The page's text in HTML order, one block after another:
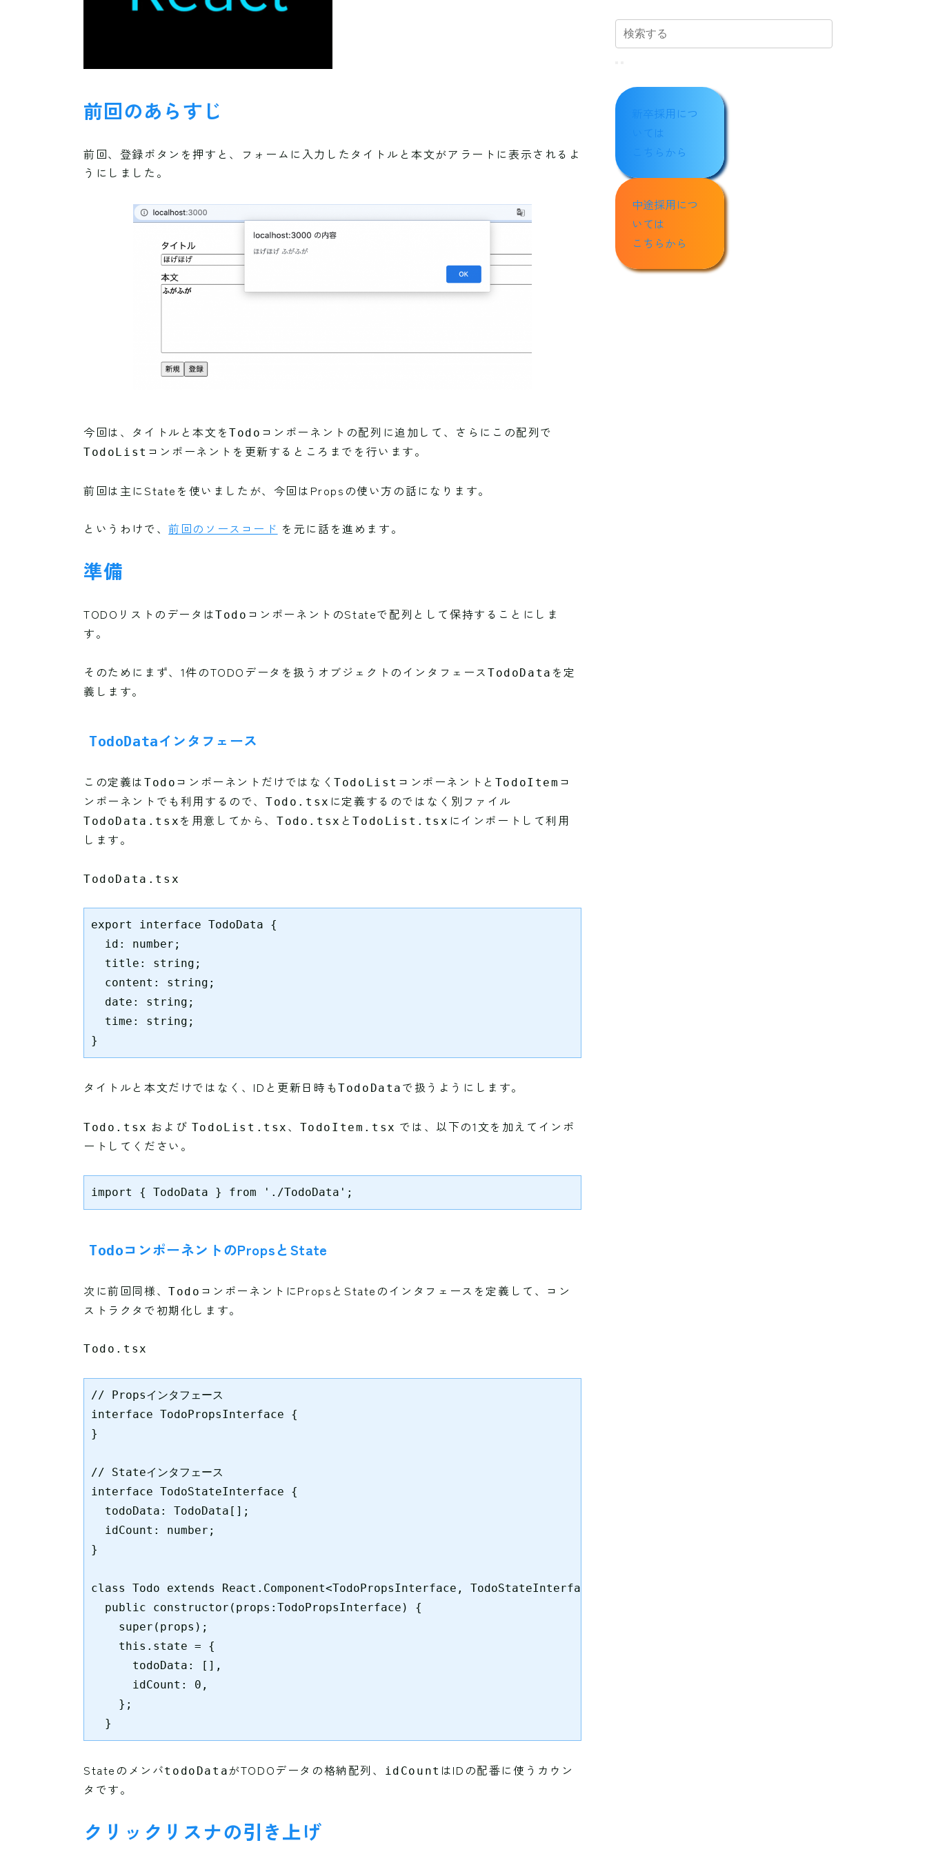
前回のあらすじ
前回、登録ボタンを押すと、フォームに入力したタイトルと本文がアラートに表示されるよ
うにしました。
今回は、タイトルと本文をTodo コンポーネントの配列に追加して、さらにこの配列で
TodoList コンポーネントを更新するところまでを行います。
前回は主にStateを使いましたが、今回はPropsの使い方の話になります。
というわけで、前回のソースコード を元に話を進めます。
準備
TODOリストのデータはTodo コンポーネントのStateで配列として保持することにしま
す。
そのためにまず、1件のTODOデータを扱うオブジェクトのインタフェース TodoData を定
義します。
TodoDataインタフェース
この定義は Todo コンポーネントだけではなくTodoList コンポーネントと TodoItem コ
ンポーネントでも利用するので、
Todo.tsx に定義するのではなく別ファイル
TodoData.tsx を用意してから、Todo.tsx とTodoList.tsx にインポートして利用
します。
TodoData.tsx
export interface TodoData {
  id: number;
  title: string;
  content: string;
  date: string;
  time: string;
}
タイトルと本文だけではなく、IDと更新日時もTodoData で扱うようにします。
Todo.tsx および TodoList.tsx 、 TodoItem.tsx では、以下の1文を加えてインポ
ートしてください。
import { TodoData } from './TodoData';
TodoコンポーネントのPropsとState
次に前回同様、Todo コンポーネントにPropsとStateのインタフェースを定義して、コン
ストラクタで初期化します。
Todo.tsx
// Propsインタフェース
interface TodoPropsInterface {
}
// Stateインタフェース
interface TodoStateInterface {
  todoData: TodoData[];
  idCount: number;
}
class Todo extends React.Component<TodoPropsInterface, TodoStateInterface> {
  public constructor(props:TodoPropsInterface) {
    super(props);
    this.state = {
      todoData: [],
      idCount: 0,
    };
  }
StateのメンバtodoDataがTODOデータの格納配列、 idCount はIDの配番に使うカウン
タです。
クリックリスナの引き上げ
新卒採用につ
いては
こちらから
中途採用につ
いては
こちらから